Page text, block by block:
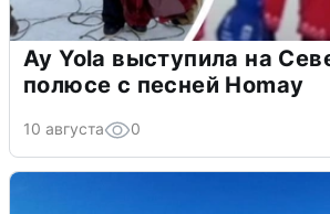
Ay Yola выступила на
полюсе с песней Homay
10 августа 0